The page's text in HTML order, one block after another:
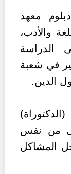
دبلوم معهد
والأدب،
على الدراسة
في شعبة
الدين.
(الدكتوراة)
من نفس
المشاكل